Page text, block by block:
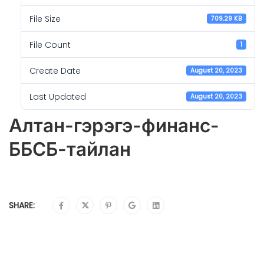
File Size 709.29 KB
File Count 1
Create Date August 20, 2023
Last Updated August 20, 2023
Алтан-гэрэгэ-финанс-
ББСБ-тайлан
SHARE: